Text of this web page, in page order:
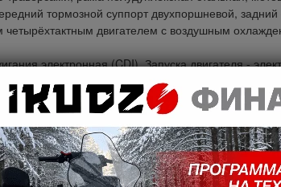
тормозной суппорт двухпоршневой,
двигателем с воздушным
электронная (CDI). Запуска двигателя -
Мощность мотора и небольшой вес
оснащён LED фарой.
работают без сбоев и капризов.